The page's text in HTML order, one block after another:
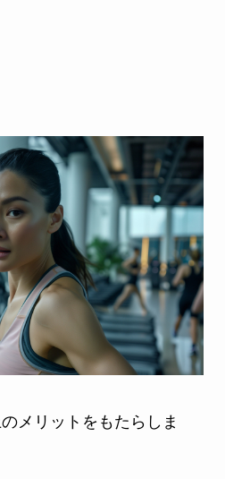
メリットをもたらしま